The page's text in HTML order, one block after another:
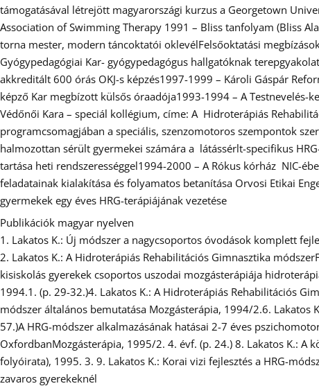
támogatásával létrejött magyarországi kurzus a Georgetown
Association of Swimming Therapy 1991 – Bliss tanfolyam (Bliss
torna mester, modern táncoktatói oklevél​Felsőoktatási
Gyógypedagógiai Kar- gyógypedagógus hallgatóknak
akkreditált 600 órás OKJ-s képzés1997-1999 – Károli Gáspár
képző Kar megbízott külsős óraadója1993-1994 – A Testnevelés-
Védőnői Kara – speciál kollégium, címe: A Hidroterápiás
programcsomagjában a speciális, szenzomotoros szempontok
halmozottan sérült gyermekei számára a látássérlt-specifikus
tartása heti rendszerességgel1994-2000 – A Rókus kórház NIC-
feladatainak kialakítása és folyamatos betanítása Orvosi Etikai
gyermekek egy éves HRG-terápiájának vezetése
Publikációk magyar nyelven
1. Lakatos K.: Új módszer a nagycsoportos óvodások komplett
2. Lakatos K.: A Hidroterápiás Rehabilitációs Gimnasztika
kisiskolás gyerekek csoportos uszodai mozgásterápiája
1994.1. (p. 29-32.)4. Lakatos K.: A Hidroterápiás Rehabilitációs
módszer általános bemutatása Mozgásterápia, 1994/2.6.
57.)A HRG-módszer alkalmazásának hatásai 2-7 éves
OxfordbanMozgásterápia, 1995/2. 4. évf. (p. 24.) 8. Lakatos K.: A
folyóirata), 1995. 3. 9. Lakatos K.: Korai vizi fejlesztés a HRG-
zavaros gyerekeknél